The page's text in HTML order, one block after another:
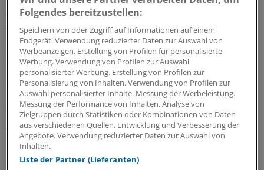
Stationsärztin muss Entschädigung zahlen
Aktuelles Urteil: Gesundheitsdaten der Kollegen
sollten in Chats tabu sein
Schon wieder krank, schon wieder Vertretung. Unter
Nutzung von Gesundheitsdaten machte eine
Stationsärztin ihrem Ärger per WhatsApp Luft. Dem
Kollegen muss sie nun 1.000 Euro Schmerzensgeld
zahlen.
06.08.2026
WIdO-Qualitätsmonitor 2026
Folgendes bereitzustellen:
Speichern von oder Zugriff auf Informationen auf einem
Endgerät. Verwendung reduzierter Daten zur Auswahl von
Werbeanzeigen. Erstellung von Profilen für personalisierte
Werbung. Verwendung von Profilen zur Auswahl
personalisierter Werbung. Erstellung von Profilen zur
Personalisierung von Inhalten. Verwendung von Profilen zur
Auswahl personalisierter Inhalte. Messung der Werbeleistung.
Messung der Performance von Inhalten. Analyse von
Zielgruppen durch Statistiken oder Kombinationen von Daten
aus verschiedenen Quellen. Entwicklung und Verbesserung der
Angebote. Verwendung reduzierter Daten zur Auswahl von
Inhalten.
Liste der Partner (Lieferanten)